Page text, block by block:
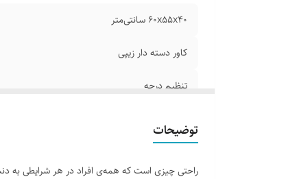
۶۰x۵۵x۴۰ سانتی‌متر
کاور دسته دار زیپی
تنظیم درجه
توضیحات
راحتی چیزی است که همه‌ی افراد در هر شرایطی به